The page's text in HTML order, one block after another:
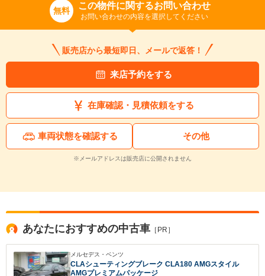
無料 この物件に関するお問い合わせ
お問い合わせの内容を選択してください
販売店から最短即日、メールで返答！
来店予約をする
在庫確認・見積依頼をする
車両状態を確認する その他
※メールアドレスは販売店に公開されません
あなたにおすすめの中古車 ［PR］
メルセデス・ベンツ
CLAシューティングブレーク CLA180 AMGスタイル
AMGプレミアムパッケージ